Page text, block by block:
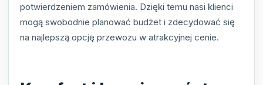
potwierdzeniem zamówienia. Dzięki temu nasi klienci
mogą swobodnie planować budżet i zdecydować się
na najlepszą opcję przewozu w atrakcyjnej cenie.